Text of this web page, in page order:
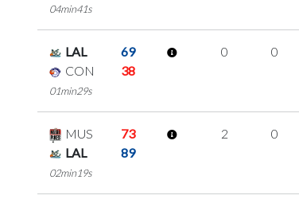
04min41s
LAL
69
CON
38
01min29s
0 0
MUS
73
LAL
89
02min19s
2 0